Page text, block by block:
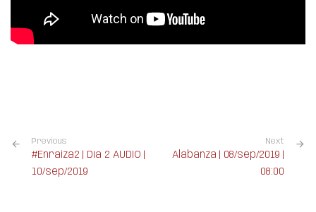
Previous
#Enraiza2 | Día 2 AUDIO |
10/sep/2019
Next
Alabanza | 08/sep/2019 |
08:00